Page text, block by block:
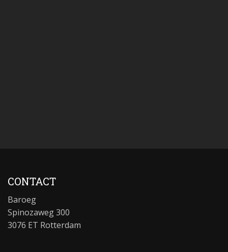
CONTACT
Baroeg
Spinozaweg 300
3076 ET Rotterdam